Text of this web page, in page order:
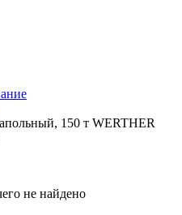
150 т WERTHER
не найдено